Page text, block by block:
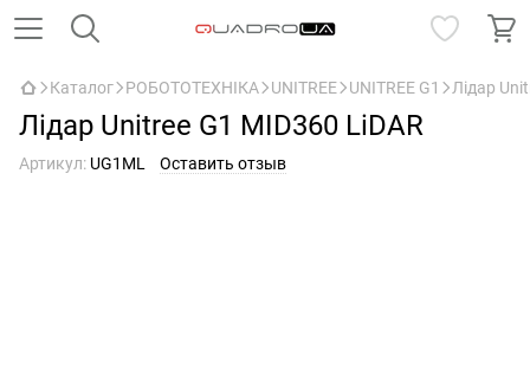
Каталог РОБОТОТЕХНІКА UNITREE UNITREE G1 Лідар
Лідар Unitree G1 MID360 LiDAR
Артикул: UG1ML Оставить отзыв